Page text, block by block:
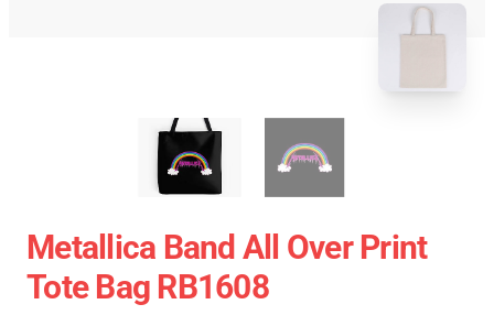
Metallica Band All Over Print
Tote Bag RB1608